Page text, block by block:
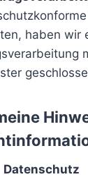
haben wir
Datenschutz